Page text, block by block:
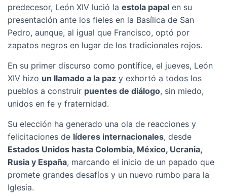
predecesor, León XIV lució la estola papal en su
presentación ante los fieles en la Basílica de San
Pedro, aunque, al igual que Francisco, optó por
zapatos negros en lugar de los tradicionales rojos.
En su primer discurso como pontífice, el jueves, León
XIV hizo un llamado a la paz y exhortó a todos los
pueblos a construir puentes de diálogo, sin miedo,
unidos en fe y fraternidad.
Su elección ha generado una ola de reacciones y
felicitaciones de líderes internacionales, desde
Estados Unidos hasta Colombia, México, Ucrania,
Rusia y España, marcando el inicio de un papado que
promete grandes desafíos y un nuevo rumbo para la
Iglesia.